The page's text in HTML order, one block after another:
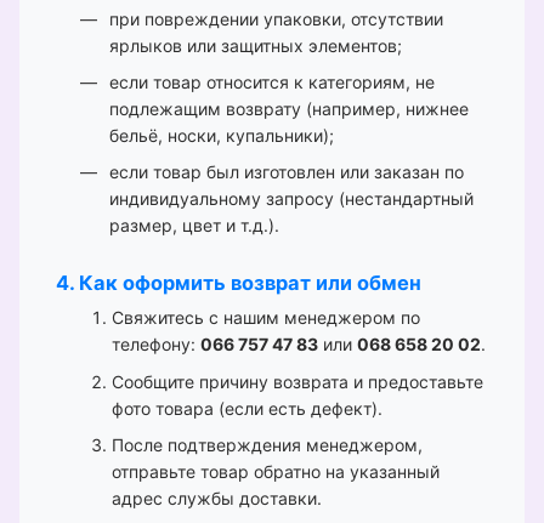
при повреждении упаковки, отсутствии
ярлыков или защитных элементов;
если товар относится к категориям, не
подлежащим возврату (например, нижнее
бельё, носки, купальники);
если товар был изготовлен или заказан по
индивидуальному запросу (нестандартный
размер, цвет и т.д.).
4. Как оформить возврат или обмен
Свяжитесь с нашим менеджером по
телефону: 066 757 47 83 или 068 658 20 02.
Сообщите причину возврата и предоставьте
фото товара (если есть дефект).
После подтверждения менеджером,
отправьте товар обратно на указанный
адрес службы доставки.